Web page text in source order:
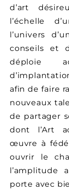
d’art
l’échelle
l’univers
conseils et
déploie
afin de faire
nouveaux
de partager
dont l’Art
œuvre à
ouvrir le
l’amplitude
porte avec